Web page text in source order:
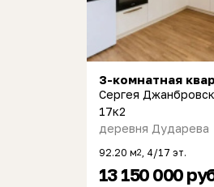
3-комнатная
Сергея
17к2
деревня Дударева
92.20 м2, 4/17 эт.
13 150 000